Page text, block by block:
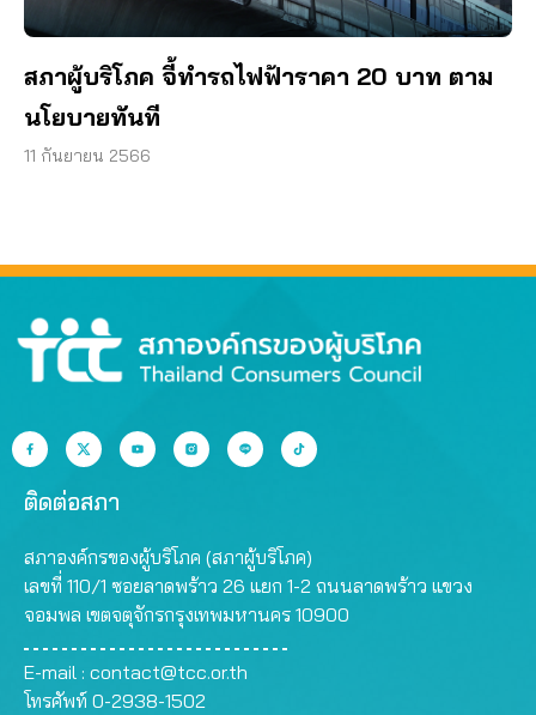
สภาผู้บริโภค จี้ทำรถไฟฟ้าราคา 20 บาท ตาม
นโยบายทันที
11 กันยายน 2566
ติดต่อสภา
สภาองค์กรของผู้บริโภค (สภาผู้บริโภค)
เลขที่ 110/1 ซอยลาดพร้าว 26 แยก 1-2 ถนนลาดพร้าว แขวง
จอมพล เขตจตุจักรกรุงเทพมหานคร 10900
E-mail : contact@tcc.or.th
โทรศัพท์ 0-2938-1502